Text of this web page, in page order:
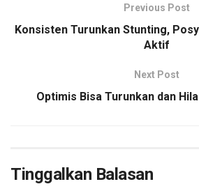
Previous Post
Konsisten Turunkan Stunting,
Aktif
Next Post
Optimis Bisa Turunkan dan
Tinggalkan Balasan